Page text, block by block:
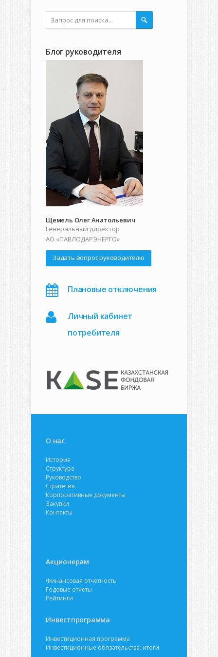
Блог руководителя
Щемель Олег Анатольевич
Генеральный директор
АО «ПАВЛОДАРЭНЕРГО»
Задать вопрос руководителю
Плановые отключения
Личный кабинет
потребителя
О нас
История
Структура
Руководство
Стратегия
Корпоративные документы
Закупки
Контакты
Акционерам
Финансовая отчётность
Годовые отчёты
Рейтинги
Инвестпрограмма
Инвестиционная программа
Инвестиционные обязательства: итоги